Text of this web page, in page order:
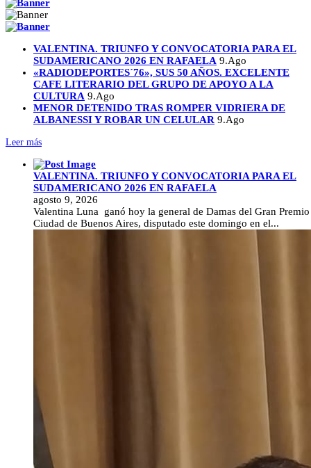
VALENTINA. TRIUNFO Y CONVOCATORIA PARA EL
SUDAMERICANO 2026 EN RAFAELA 9.Ago
«RADIODEPORTES´76», SUS 50 AÑOS. EXCELENTE
CAFE LITERARIO DEL GRUPO DE APOYO A LA
CULTURA 9.Ago
MENOR DETENIDO TRAS ROMPER VIDRIERA DE
ALBANESSI Y ROBAR UN CELULAR 9.Ago
Leer más
VALENTINA. TRIUNFO Y CONVOCATORIA PARA EL
SUDAMERICANO 2026 EN RAFAELA
agosto 9, 2026
Valentina Luna ganó hoy la general de Damas del Gran Premio
Ciudad de Buenos Aires, disputado este domingo en el...